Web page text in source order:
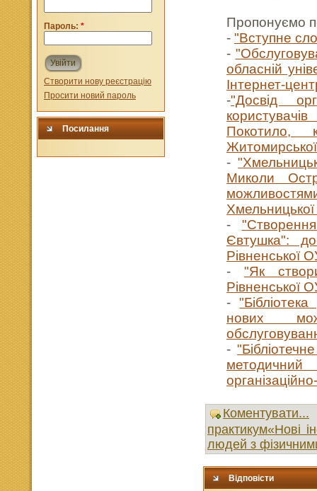
Пароль: *
Увійти
Створити нову реєстрацію
Просити новий пароль
Посилання
Пропонуємо
- "Вступне
-
обласній
Інтернет-
-"Досвід
Покотило,
-
Миколи
-
Євтушка":
Рівненської
- "Як
Рівненської
-
нових
-
Коментувати...
практикум«Нові
людей з
Відповісти